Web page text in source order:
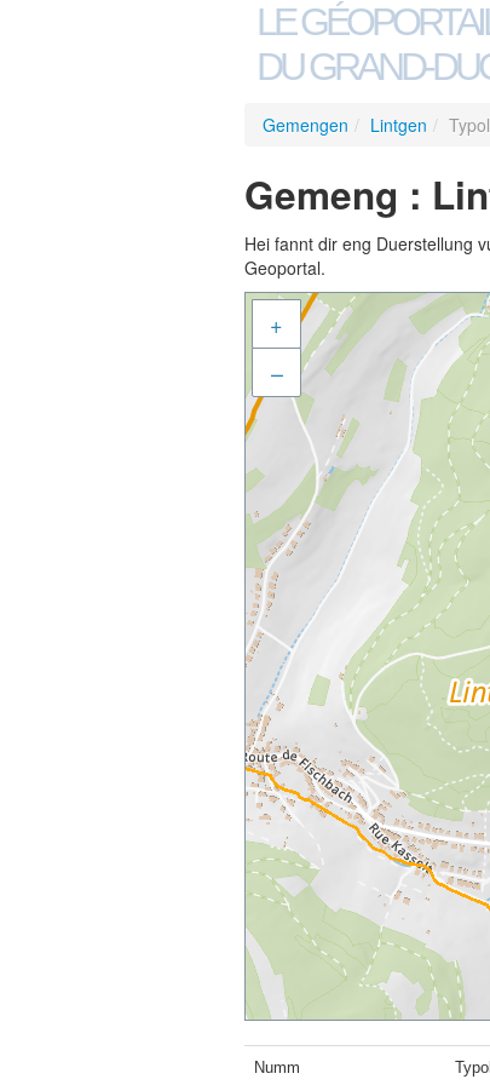
LE
DU GRAND-
Gemengen / Lintgen /
Gemeng :
Hei fannt dir eng Duerstellung
Geoportal.
+
–
Numm